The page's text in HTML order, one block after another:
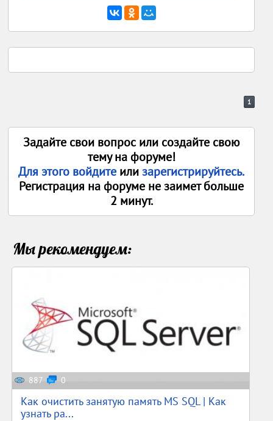
1
Задайте свои вопрос или создайте свою
тему на форуме!
Для этого войдите илизарегистрируйтесь.
Регистрация на форуме не заимет больше
2 минут.
Мы рекомендуем:
887 0
Как очистить занятую память MS SQL | Как
узнать ра...